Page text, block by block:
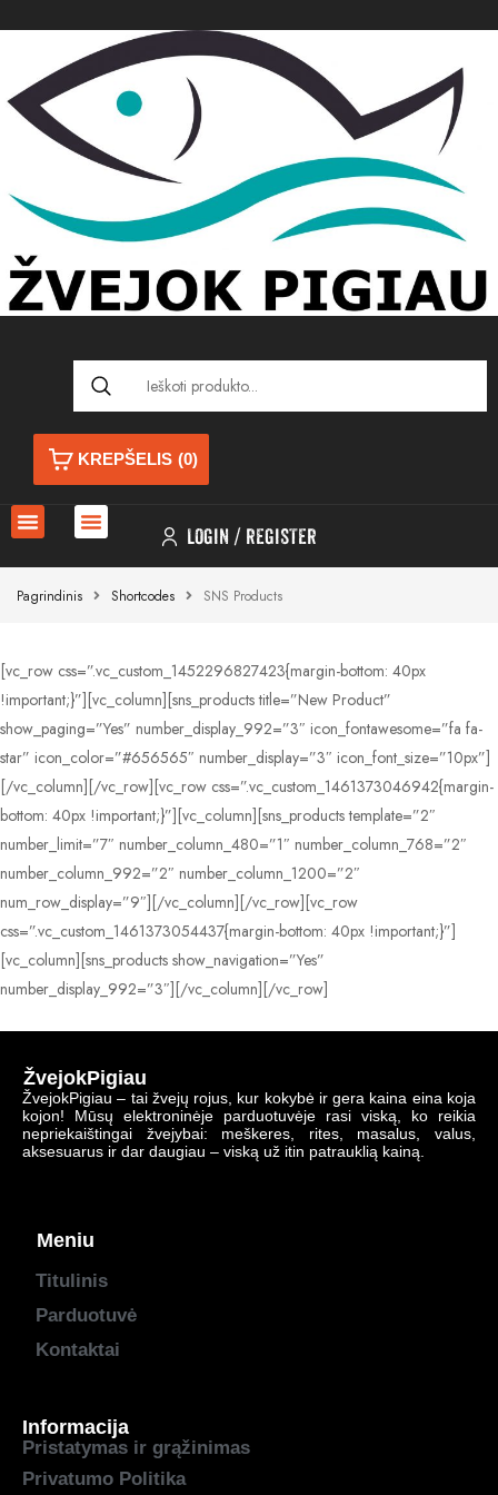
KREPŠELIS (0)
LOGIN REGISTER
Pagrindinis Shortcodes SNS Products
[vc_row css=”.vc_custom_1452296827423{margin-bottom: 40px
!important;}”][vc_column][sns_products title=”New Product”
show_paging=”Yes” number_display_992=”3″ icon_fontawesome=”fa fa-
star” icon_color=”#656565″ number_display=”3″ icon_font_size=”10px”]
[/vc_column][/vc_row][vc_row css=”.vc_custom_1461373046942{margin-
bottom: 40px !important;}”][vc_column][sns_products template=”2″
number_limit=”7″ number_column_480=”1″ number_column_768=”2″
number_column_992=”2″ number_column_1200=”2″
num_row_display=”9″][/vc_column][/vc_row][vc_row
css=”.vc_custom_1461373054437{margin-bottom: 40px !important;}”]
[vc_column][sns_products show_navigation=”Yes”
number_display_992=”3″][/vc_column][/vc_row]
ŽvejokPigiau
ŽvejokPigiau – tai žvejų rojus, kur kokybė ir gera kaina eina koja
kojon! Mūsų elektroninėje parduotuvėje rasi viską, ko reikia
nepriekaištingai žvejybai: meškeres, rites, masalus, valus,
aksesuarus ir dar daugiau – viską už itin patrauklią kainą.
Meniu
Titulinis
Parduotuvė
Kontaktai
Informacija
Pristatymas ir grąžinimas
Privatumo Politika